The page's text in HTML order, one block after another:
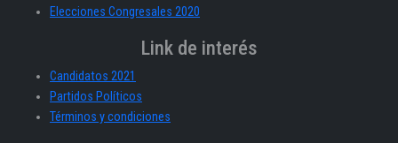
Elecciones Congresales 2020
Link de interés
Candidatos 2021
Partidos Políticos
Términos y condiciones